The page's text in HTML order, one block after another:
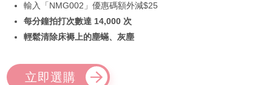
輸入「NMG002」優惠碼額外減$25
每分鐘拍打次數達 14,000 次
輕鬆清除床褥上的塵蟎、灰塵
立即選購